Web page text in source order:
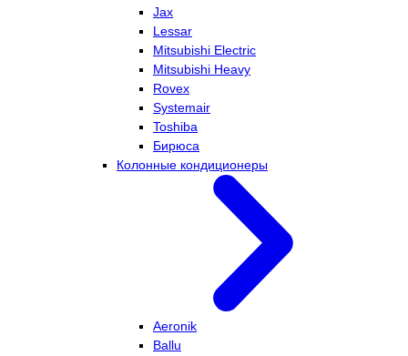
Jax
Lessar
Mitsubishi Electric
Mitsubishi Heavy
Rovex
Systemair
Toshiba
Бирюса
Колонные кондиционеры
Aeronik
Ballu